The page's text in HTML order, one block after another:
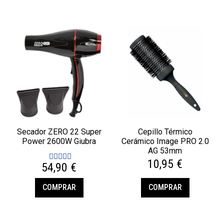
Secador ZERO 22 Super
Power 2600W Giubra
54,90 €
COMPRAR
Cepillo Térmico
Cerámico Image PRO 2.0
AG 53mm
10,95 €
COMPRAR